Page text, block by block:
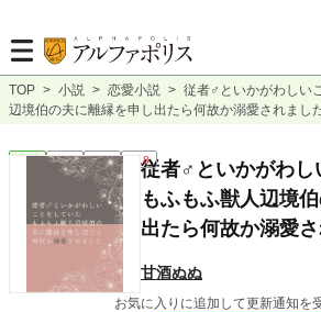
TOP > 小説 > 恋愛小説 > 従者♂といかがわしい
辺境伯の夫に離縁を申し出たら何故か溺愛されまし
恋愛 完結 短編 R18従者♂といかがわし
もふもふ獣人辺境
出たら何故か溺愛
甘酒ぬぬ
お気に入りに追加して更新通知を